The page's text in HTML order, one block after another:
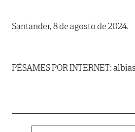
Santander, 8 de agosto de 2024.
PÉSAMES POR INTERNET: